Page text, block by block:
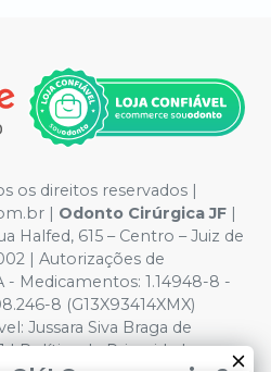
os direitos reservados |
| Odonto Cirúrgica JF |
Halfed, 615 – Centro – Juiz de
| Autorizações de
Medicamentos: 1.14948-8 -
8 (G13X93414XMX)
Jussara Siva Braga de
| Política de Privacidade e